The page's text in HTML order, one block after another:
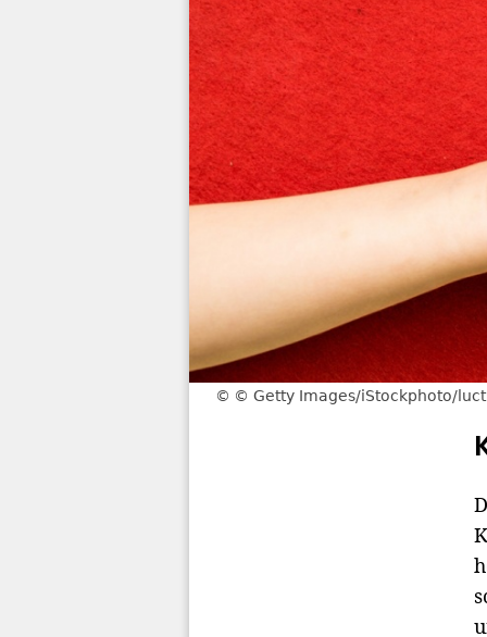
© Getty Images/iStockphoto/